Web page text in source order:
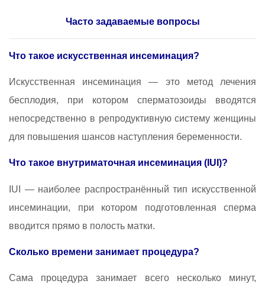
Часто задаваемые вопросы
Что такое искусственная инсеминация?
Искусственная инсеминация — это метод лечения
бесплодия, при котором сперматозоиды вводятся
непосредственно в репродуктивную систему женщины
для повышения шансов наступления беременности.
Что такое внутриматочная инсеминация (IUI)?
IUI — наиболее распространённый тип искусственной
инсеминации, при котором подготовленная сперма
вводится прямо в полость матки.
Сколько времени занимает процедура?
Сама процедура занимает всего несколько минут,